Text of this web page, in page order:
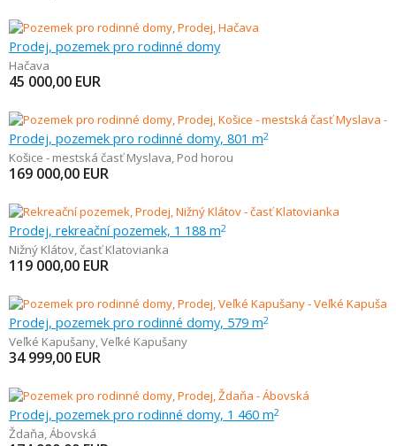
Prodej, pozemek pro rodinné domy
Hačava
45 000,00 EUR
Prodej, pozemek pro rodinné domy, 801 m2
Košice - mestská časť Myslava, Pod horou
169 000,00 EUR
Prodej, rekreační pozemek, 1 188 m2
Nižný Klátov,časť Klatovianka
119 000,00 EUR
Prodej, pozemek pro rodinné domy, 579 m2
Veľké Kapušany,Veľké Kapušany
34 999,00 EUR
Prodej, pozemek pro rodinné domy, 1 460 m2
Ždaňa,Ábovská